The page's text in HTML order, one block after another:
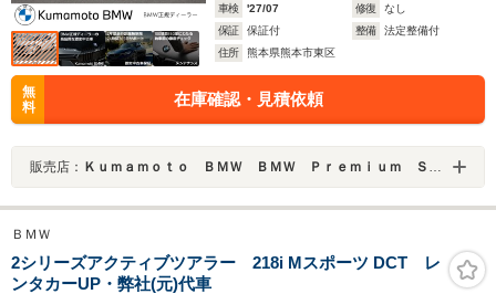
車検
'27/07 修復
なし
保証
保証付 整備
法定整備付
住所
熊本県熊本市東区
無
料
在庫確認・見積依頼
販売店： Ｋｕｍａｍｏｔｏ ＢＭＷ ＢＭＷ Ｐｒｅｍｉｕｍ Ｓｅｌｅｃｔｉｏｎ 熊本インター／ＭＩＮＩ ＮＥＸＴ 熊本
ＢＭＷ
2シリーズアクティブツアラー 218i Mスポーツ DCT レ
ンタカーUP・弊社(元)代車